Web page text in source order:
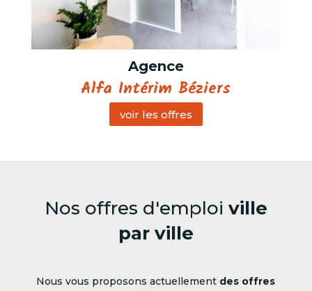
Agence
Alfa Intérim Béziers
voir les offres
Nos offres d'emploi ville
par ville
Nous vous proposons actuellement des offres